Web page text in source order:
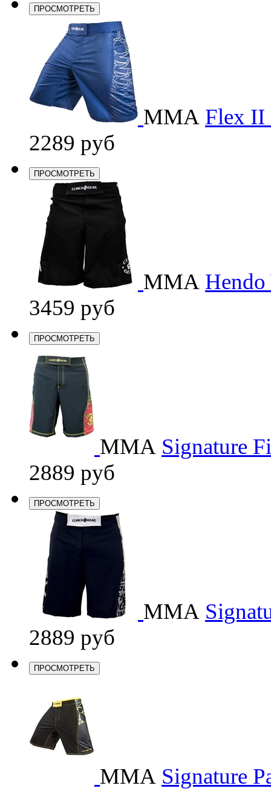
ПРОСМОТРЕТЬ
ММА Flex II
2289 руб
ПРОСМОТРЕТЬ
ММА
3459 руб
ПРОСМОТРЕТЬ
ММА Signature
2889 руб
ПРОСМОТРЕТЬ
ММА
2889 руб
ПРОСМОТРЕТЬ
ММА Signature